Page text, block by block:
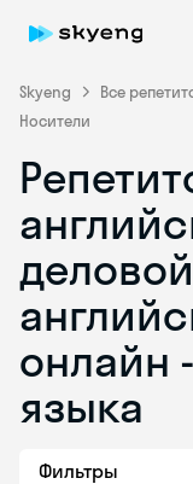
Skyeng Все
Носители
онлайн
языка
Фильтры
Skyeng Chat